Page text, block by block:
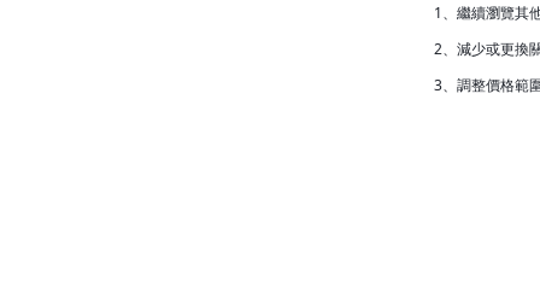
1、繼續瀏覽其
2、減少或更換
3、調整價格範